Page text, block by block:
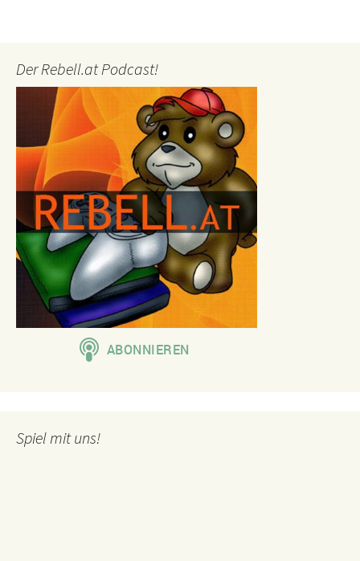
Der Rebell.at Podcast!
Spiel mit uns!